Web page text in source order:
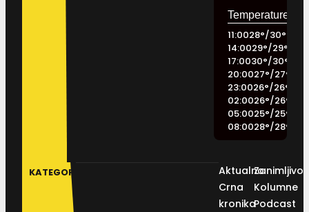
11:0028°/30°
14:0029°/29°
17:0030°/30°
20:0027°/27°
23:0026°/26°
02:0026°/26°
05:0025°/25°
08:0028°/28°
KATEGORIJE
Aktualno
Crna
kronika
Kolumne
Podcast